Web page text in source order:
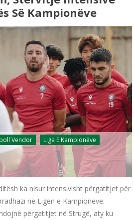
Së Kampionëve
Vendor
Liga E Kampionëve
ka nisur intensivisht përgatitjet për
në Ligën e Kampionëve.
përgatitjet në Strugë, aty ku